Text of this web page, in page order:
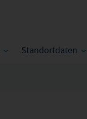
Standortdaten